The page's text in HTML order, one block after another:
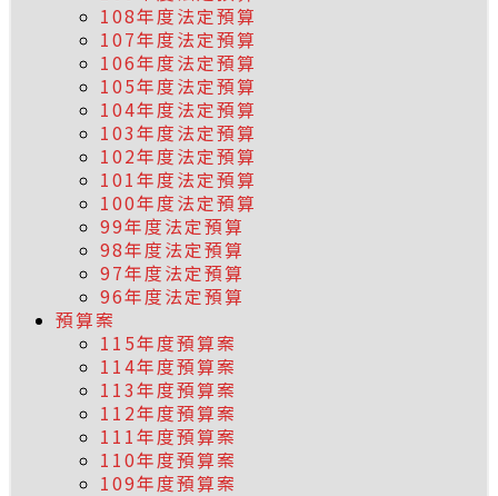
108年度法定預算
107年度法定預算
106年度法定預算
105年度法定預算
104年度法定預算
103年度法定預算
102年度法定預算
101年度法定預算
100年度法定預算
99年度法定預算
98年度法定預算
97年度法定預算
96年度法定預算
預算案
115年度預算案
114年度預算案
113年度預算案
112年度預算案
111年度預算案
110年度預算案
109年度預算案